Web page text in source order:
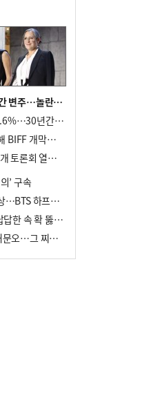
빨려들어갈 듯 스크린 속 시공간 변주…놀란의 메시지는 ‘전쟁 속죄’
K팝 아이돌, '밀리언셀러' 단 1.6%…30년간 등장 1182개팀 전수조사
‘라이징 스타’ 배우 김민하, 올해 BIFF 개막식 사회자 확정
친일 논란 빚은 가수 남인수 공개 토론회 열린다.
’ 구속
월드컵서 증명한 K-콘텐츠 위상…BTS 하프타임쇼·정호연 트로피 세리머니
‘무법중년’의 사적응징 액션, 답답한 속 확 뚫어주네
“자기 고통만 연민하는 극중 허문오…그 찌질함까지 안아주고파”